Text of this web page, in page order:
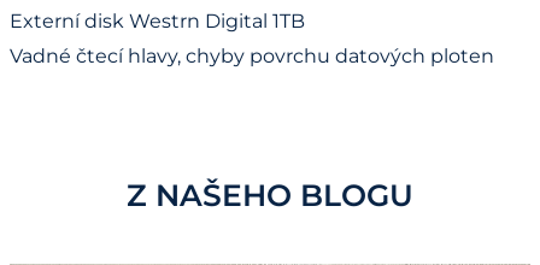
Externí disk Westrn Digital 1TB
Vadné čtecí hlavy, chyby povrchu datových ploten
Z NAŠEHO BLOGU